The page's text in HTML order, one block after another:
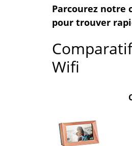
Parcourez notre
pour trouver
Wifi